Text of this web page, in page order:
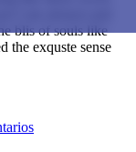
I am alonesi and
blis of souls like
the exquste sense